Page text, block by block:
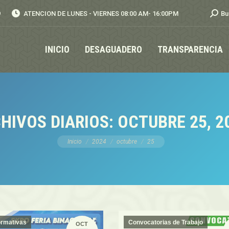
ATENCION DE LUNES - VIERNES 08:00 AM- 16:00PM
INICIO DESAGUADERO TRANSPARENCIA
DIARIOS: OCTUBRE 25,
Estás aquí:
Inicio 2024 octubre 25
OCT Convocatorias de Trabajo